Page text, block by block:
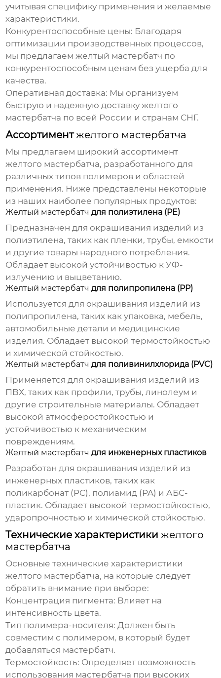
учитывая специфику применения и желаемые
характеристики.
Конкурентоспособные цены: Благодаря
оптимизации производственных процессов,
мы предлагаемжелтый мастербатч по
конкурентоспособным ценам без ущерба для
качества.
Оперативная доставка: Мы организуем
быструю и надежную доставкужелтого
мастербатча по всей России и странам СНГ.
Ассортиментжелтого мастербатча
Мы предлагаем широкий ассортимент
желтого мастербатча, разработанного для
различных типов полимеров и областей
применения. Ниже представлены некоторые
из наших наиболее популярных продуктов:
Желтый мастербатч для полиэтилена (PE)
Предназначен для окрашивания изделий из
полиэтилена, таких как пленки, трубы, емкости
и другие товары народного потребления.
Обладает высокой устойчивостью к УФ-
излучению и выцветанию.
Желтый мастербатч для полипропилена (PP)
Используется для окрашивания изделий из
полипропилена, таких как упаковка, мебель,
автомобильные детали и медицинские
изделия. Обладает высокой термостойкостью
и химической стойкостью.
Желтый мастербатч для поливинилхлорида (PVC)
Применяется для окрашивания изделий из
ПВХ, таких как профили, трубы, линолеум и
другие строительные материалы. Обладает
высокой атмосферостойкостью и
устойчивостью к механическим
повреждениям.
Желтый мастербатч для инженерных пластиков
Разработан для окрашивания изделий из
инженерных пластиков, таких как
поликарбонат (PC), полиамид (PA) и АБС-
пластик. Обладает высокой термостойкостью,
ударопрочностью и химической стойкостью.
Технические характеристикижелтого
мастербатча
Основные технические характеристики
желтого мастербатча, на которые следует
обратить внимание при выборе:
Концентрация пигмента: Влияет на
интенсивность цвета.
Тип полимера-носителя: Должен быть
совместим с полимером, в который будет
добавляться мастербатч.
Термостойкость: Определяет возможность
использования мастербатча при высоких